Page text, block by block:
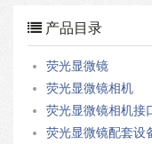
产品目录
荧光显微镜
荧光显微镜相机
荧光显微镜相机接
荧光显微镜配套设